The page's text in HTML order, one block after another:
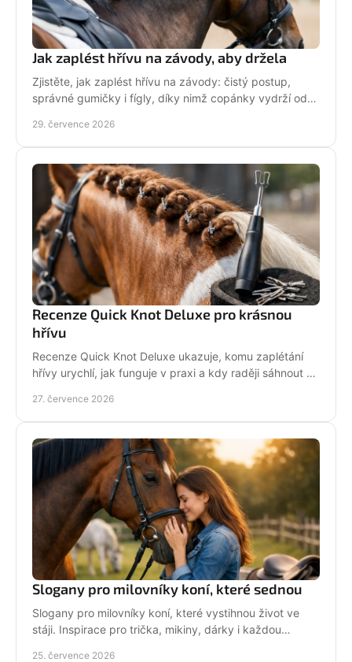
Jak zaplést hřívu na závody, aby držela
Zjistěte, jak zaplést hřívu na závody: čistý postup,
správné gumičky i fígly, díky nimž copánky vydrží od
29. července 2026
Recenze Quick Knot Deluxe pro krásnou
hřívu
Recenze Quick Knot Deluxe ukazuje, komu zaplétání
hřívy urychlí, jak funguje v praxi a kdy raději sáhnout po
27. července 2026
Slogany pro milovníky koní, které sednou
Slogany pro milovníky koní, které vystihnou život ve
stáji. Inspirace pro trička, mikiny, dárky i každou
25. července 2026